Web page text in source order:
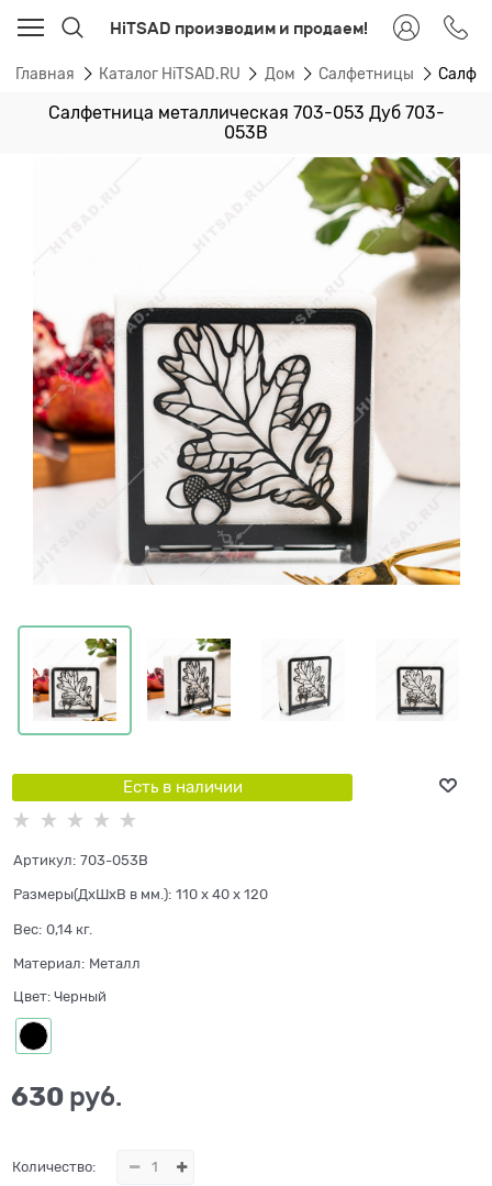
HiTSAD производим и продаем!
Главная Каталог HiTSAD.RU Дом Салфетницы
Салфетница металлическая 703-053 Дуб 703-
053B
Есть в наличии
Артикул: 703-053B
Размеры(ДхШхВ в мм.): 110 x 40 x 120
Вес: 0,14 кг.
Материал: Металл
Цвет: Черный
630 руб.
Количество: